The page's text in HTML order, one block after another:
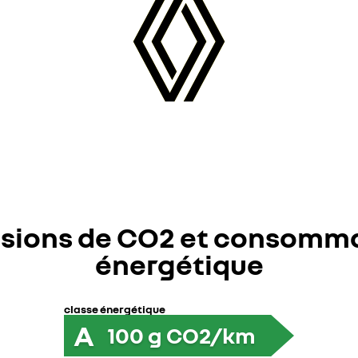
de CO2 et
énergétique
classe énergétique
A 100 g CO2/km